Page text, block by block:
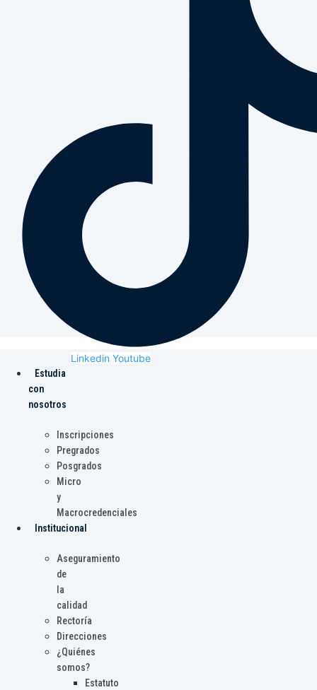
Linkedin Youtube
Estudia
con
nosotros
Inscripciones
Pregrados
Posgrados
Micro
y
Macrocredenciales
Institucional
Aseguramiento
de
la
calidad
Rectoría
Direcciones
¿Quiénes
somos?
Estatuto